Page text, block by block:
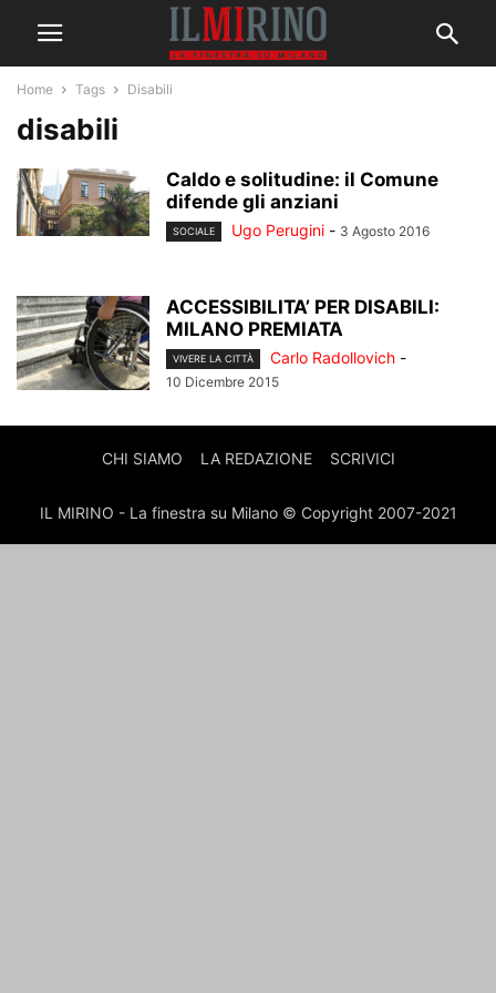
Home Tags Disabili
disabili
Caldo e solitudine: il Comune
difende gli anziani
SOCIALE Ugo Perugini - 3 Agosto 2016
ACCESSIBILITA’ PER DISABILI:
MILANO PREMIATA
VIVERE LA CITTÀ Carlo Radollovich -
10 Dicembre 2015
CHI SIAMO LA REDAZIONE SCRIVICI
IL MIRINO - La finestra su Milano © Copyright 2007-2021